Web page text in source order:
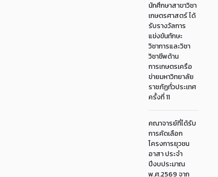
นักศึกษาสาขาวิชา
เกษตรศาสตร์ ได้
รับรางวัลการ
แข่งขันทักษะ
วิชาการและวิชา
วิชาชีพด้าน
การเกษตรเครือ
ข่ายมหาวิทยาลัย
ราชภัฏทั่วประเทศ
ครั้งที่ 11
คณาจารย์ที่ได้รับ
การคัดเลือก
โครงการยุวชน
อาสา ประจำ
ปีงบประมาณ
พ.ศ.2569 จาก